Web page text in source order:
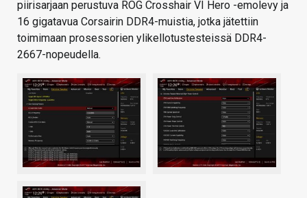
piirisarjaan perustuva ROG Crosshair VI Hero -emolevy ja
16 gigatavua Corsairin DDR4-muistia, jotka jätettiin
toimimaan prosessorien ylikellotustesteissä DDR4-
2667-nopeudella.